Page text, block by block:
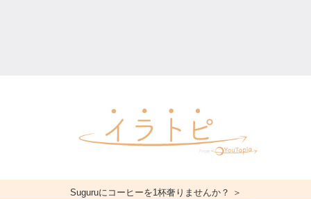
Suguruにコーヒーを1杯奢りませんか？ ＞